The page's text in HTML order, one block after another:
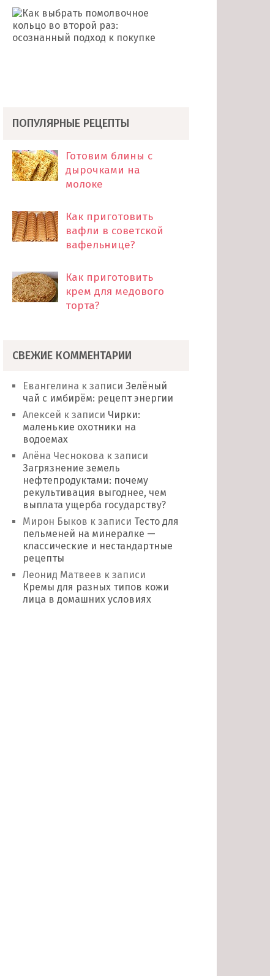
ПОПУЛЯРНЫЕ РЕЦЕПТЫ
Готовим блины с
дырочками на
молоке
Как приготовить
вафли в советской
вафельнице?
Как приготовить
крем для медового
торта?
СВЕЖИЕ КОММЕНТАРИИ
Евангелина к записиЗелёный
чай с имбирём: рецепт энергии
Алексей к записи Чирки:
маленькие охотники на
водоемах
Алёна Чеснокова к записи
Загрязнение земель
нефтепродуктами: почему
рекультивация выгоднее, чем
выплата ущерба государству?
Мирон Быков к записи Тесто для
пельменей на минералке —
классические и нестандартные
рецепты
Леонид Матвеев к записи
Кремы для разных типов кожи
лица в домашних условиях